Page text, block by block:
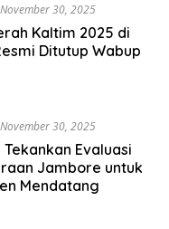
November 30, 2025
Kaltim 2025 di
Ditutup Wabup
November 30, 2025
Evaluasi
Jambore untuk
Mendatang